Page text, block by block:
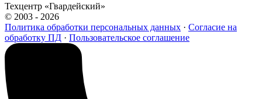
Техцентр «Гвардейский»
© 2003 - 2026
Политика обработки персональных данных · Согласие на
обработку ПД · Пользовательское соглашение